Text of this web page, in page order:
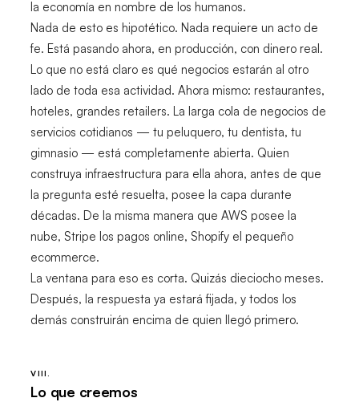
la economía en nombre de los humanos.
Nada de esto es hipotético. Nada requiere un acto de
fe. Está pasando ahora, en producción, con dinero real.
Lo que no está claro es qué negocios estarán al otro
lado de toda esa actividad. Ahora mismo: restaurantes,
hoteles, grandes retailers. La larga cola de negocios de
servicios cotidianos — tu peluquero, tu dentista, tu
gimnasio — está completamente abierta. Quien
construya infraestructura para ella ahora, antes de que
la pregunta esté resuelta, posee la capa durante
décadas. De la misma manera que AWS posee la
nube, Stripe los pagos online, Shopify el pequeño
ecommerce.
La ventana para eso es corta. Quizás dieciocho meses.
Después, la respuesta ya estará fijada, y todos los
demás construirán encima de quien llegó primero.
VIII.
Lo que creemos